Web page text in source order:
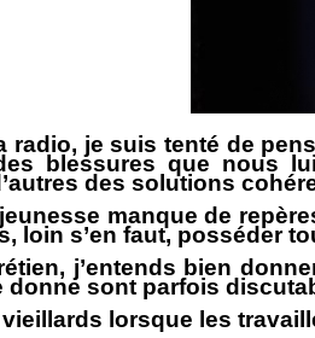
radio, je suis tenté de
blessures que nous
des solutions
manque de
loin s’en faut, posséder
j’entends bien
sont parfois
vieillards lorsque les